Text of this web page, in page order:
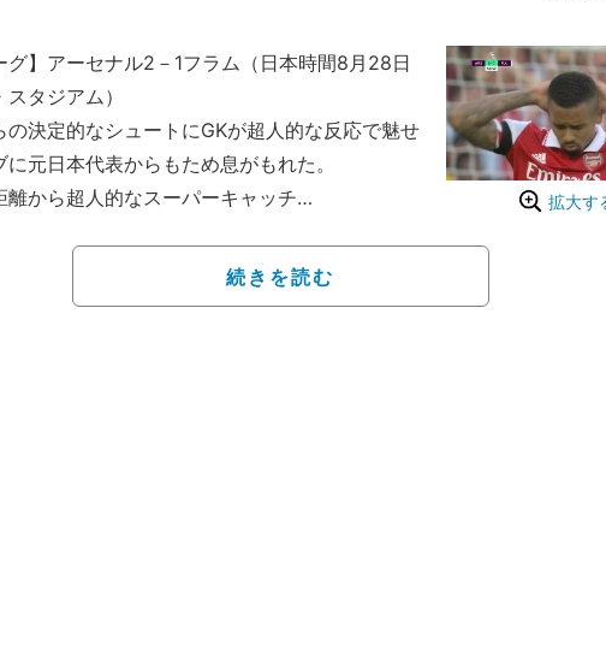
拡大す
グ】アーセナル2－1フラム（日本時間8月28日
タジアム）
決定的なシュートにGKが超人的な反応で魅せ
元日本代表からもため息がもれた。
離から超人的なスーパーキャッチ
る。すると後半54分、ブラジル代表・ジェズス
ジャカの二人によるパスワークでフラム陣内を
続きを読む